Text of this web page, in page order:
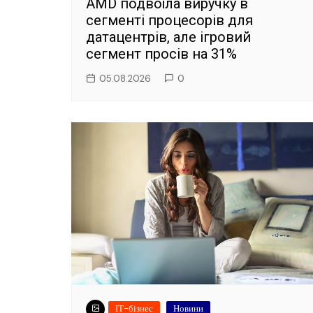
AMD подвоїла виручку в
сегменті процесорів для
датацентрів, але ігровий
сегмент просів на 31%
05.08.2026 0
ІТ-бізнес Новини